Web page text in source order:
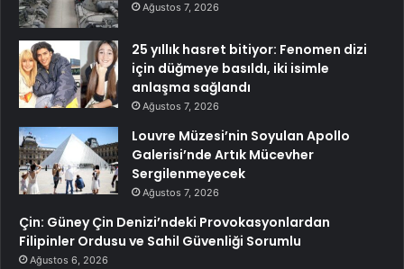
Ağustos 7, 2026
25 yıllık hasret bitiyor: Fenomen dizi
için düğmeye basıldı, iki isimle
anlaşma sağlandı
Ağustos 7, 2026
Louvre Müzesi’nin Soyulan Apollo
Galerisi’nde Artık Mücevher
Sergilenmeyecek
Ağustos 7, 2026
Çin: Güney Çin Denizi’ndeki Provokasyonlardan
Filipinler Ordusu ve Sahil Güvenliği Sorumlu
Ağustos 6, 2026